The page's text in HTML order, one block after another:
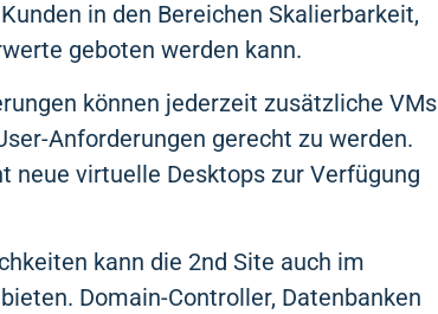
in den Bereichen Skalierbarkeit,
geboten werden kann.
können jederzeit zusätzliche VMs
Anforderungen gerecht zu werden.
neue virtuelle Desktops zur Verfügung
kann die 2nd Site auch im
Domain-Controller, Datenbanken